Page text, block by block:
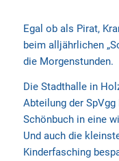
Egal ob als Pirat,
beim alljährlichen
die Morgenstunden.
Die Stadthalle in
Abteilung der
Schönbuch in eine
Und auch die
Kinderfasching